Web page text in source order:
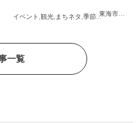
阿久比町 半田市 ,常滑市,美浜町
抜群 東海市大府
イベント ,観光, まちネタ ,季節ネタ ,まとめ記
一覧